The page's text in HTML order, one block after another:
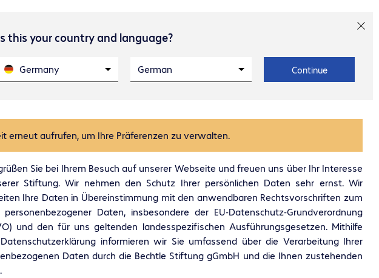
this your country and language?
Germany German Continue
Projekte Kontakt
erneut aufrufen, um Ihre Präferenzen zu verwalten.
Sie bei Ihrem Besuch auf unserer Webseite und freuen uns über Ihr Interesse
Stiftung. Wir nehmen den Schutz Ihrer persönlichen Daten sehr ernst. Wir
Ihre Daten in Übereinstimmung mit den anwendbaren Rechtsvorschriften zum
personenbezogener Daten, insbesondere der EU-Datenschutz-Grundverordnung
und den für uns geltenden landesspezifischen Ausführungsgesetzen. Mithilfe
informieren wir Sie umfassend über die Verarbeitung Ihrer
Daten durch die Bechtle Stiftung gGmbH und die Ihnen zustehenden